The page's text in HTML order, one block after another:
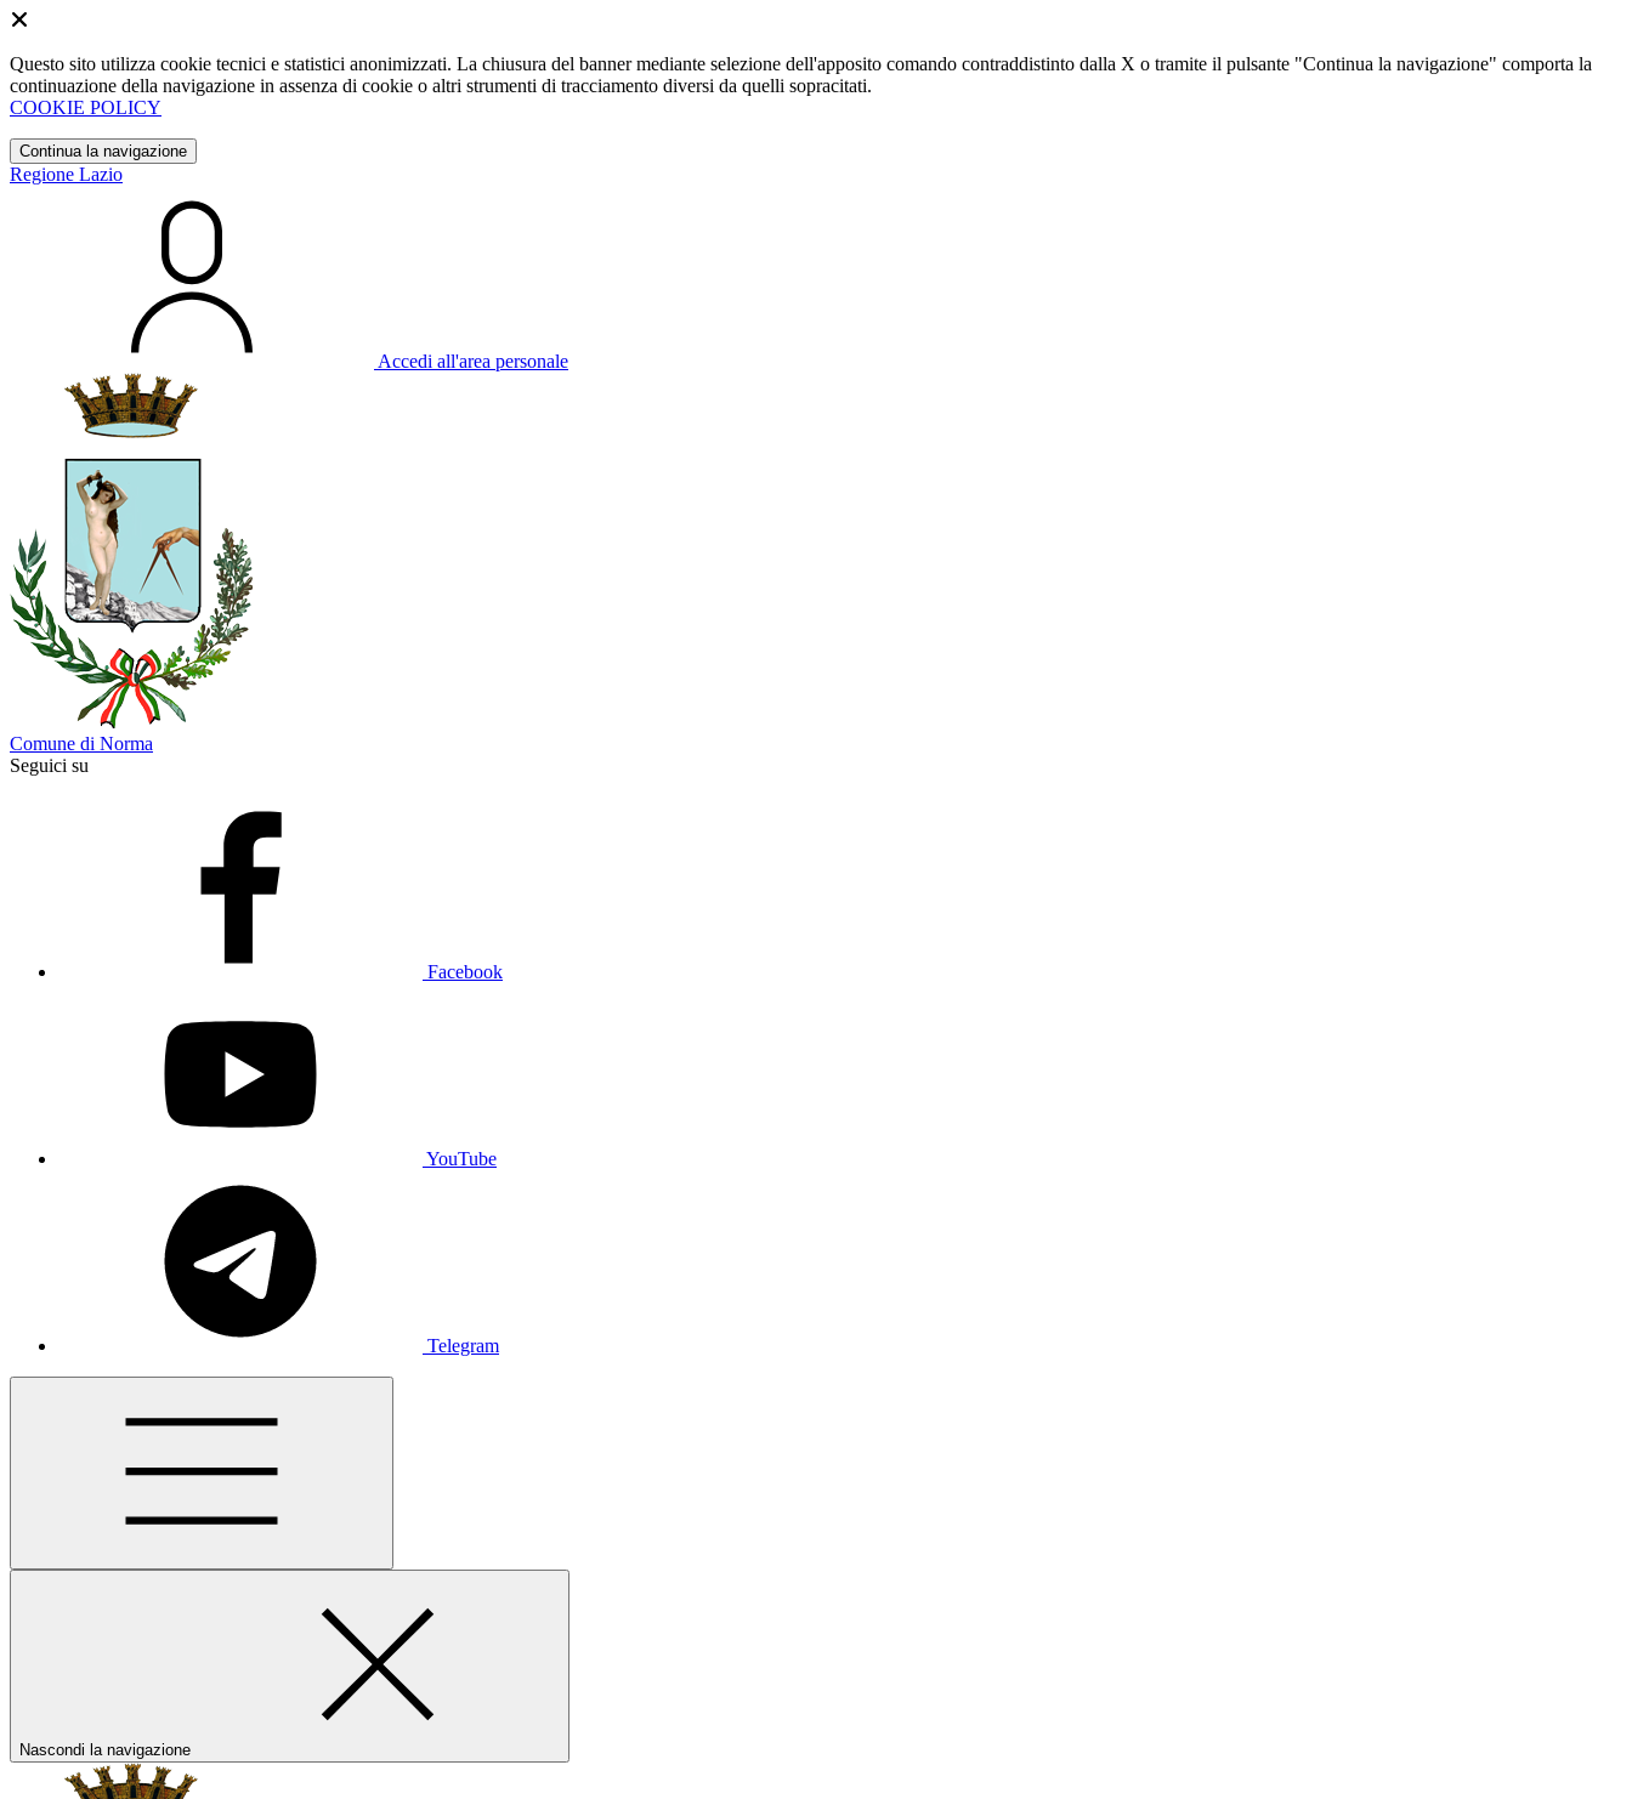
Questo sito utilizza cookie tecnici e statistici anonimizzati. La chiusura del banner mediante selezione dell'apposito comando contraddistinto dalla X o tramite il pulsante "Continua la navigazione" comporta la
continuazione della navigazione in assenza di cookie o altri strumenti di tracciamento diversi da quelli sopracitati.
COOKIE POLICY
Continua la navigazione
Regione Lazio
Accedi all'area personale
Comune di Norma
Seguici su
Facebook
YouTube
Telegram
Nascondi la navigazione